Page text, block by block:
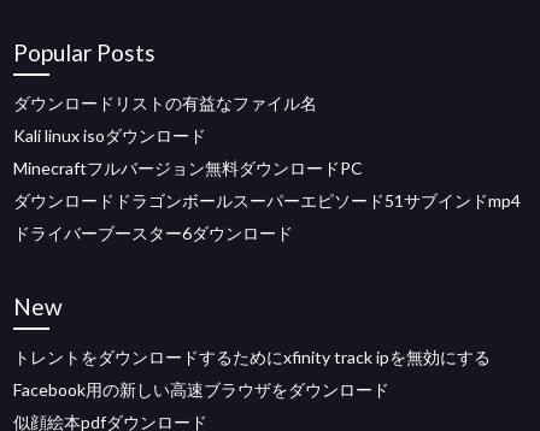
Popular Posts
ダウンロードリストの有益なファイル名
Kali linux isoダウンロード
Minecraftフルバージョン無料ダウンロードPC
ダウンロードドラゴンボールスーパーエピソード51サブインドmp4
ドライバーブースター6ダウンロード
New
トレントをダウンロードするためにxfinity track ipを無効にする
Facebook用の新しい高速ブラウザをダウンロード
似顔絵本pdfダウンロード